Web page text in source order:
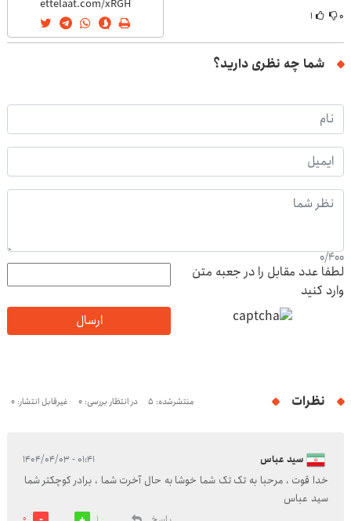
۰ ۱
شما چه نظری دارید؟
0/400
لطفا عدد مقابل را در جعبه متن
وارد کنید
ارسال
نظرات منتشرشده: 5 در انتظار بررسی: 0 غیرقابل انتشار: 0
سید عباس ۰۱:۴۱ - ۱۴۰۴/۰۴/۰۳
خدا قوت ، مرحبا به تک تک شما خوشا به حال آخرت شما ، برادر کوچکتر شما
سید عباس